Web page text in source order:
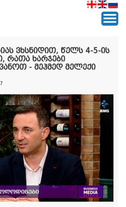
ვხსნიდით, წელს 4-5-ის
რათა ხარჯები
- მეჰმედ მელექი